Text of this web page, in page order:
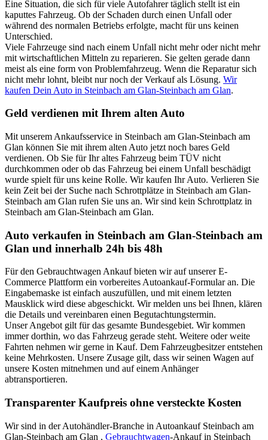
Eine Situation, die sich für viele Autofahrer täglich stellt ist ein
kaputtes Fahrzeug. Ob der Schaden durch einen Unfall oder
während des normalen Betriebs erfolgte, macht für uns keinen
Unterschied.
Viele Fahrzeuge sind nach einem Unfall nicht mehr oder nicht mehr
mit wirtschaftlichen Mitteln zu reparieren. Sie gelten gerade dann
meist als eine form von Problemfahrzeug. Wenn die Reparatur sich
nicht mehr lohnt, bleibt nur noch der Verkauf als Lösung. Wir
kaufen Dein Auto in Steinbach am Glan-Steinbach am Glan.
Geld verdienen mit Ihrem alten Auto
Mit unserem Ankaufsservice in Steinbach am Glan-Steinbach am
Glan können Sie mit ihrem alten Auto jetzt noch bares Geld
verdienen. Ob Sie für Ihr altes Fahrzeug beim TÜV nicht
durchkommen oder ob das Fahrzeug bei einem Unfall beschädigt
wurde spielt für uns keine Rolle. Wir kaufen Ihr Auto. Verlieren Sie
kein Zeit bei der Suche nach Schrottplätze in Steinbach am Glan-
Steinbach am Glan rufen Sie uns an. Wir sind kein Schrottplatz in
Steinbach am Glan-Steinbach am Glan.
Auto verkaufen in Steinbach am Glan-Steinbach am
Glan und innerhalb 24h bis 48h
Für den Gebrauchtwagen Ankauf bieten wir auf unserer E-
Commerce Plattform ein vorbereites Autoankauf-Formular an. Die
Eingabemaske ist einfach auszufüllen, und mit einem letzten
Mausklick wird diese abgeschickt. Wir melden uns bei Ihnen, klären
die Details und vereinbaren einen Begutachtungstermin.
Unser Angebot gilt für das gesamte Bundesgebiet. Wir kommen
immer dorthin, wo das Fahrzeug gerade steht. Weitere oder weite
Fahrten nehmen wir gerne in Kauf. Dem Fahrzeugbesitzer entstehen
keine Mehrkosten. Unsere Zusage gilt, dass wir seinen Wagen auf
unsere Kosten mitnehmen und auf einem Anhänger
abtransportieren.
Transparenter Kaufpreis ohne versteckte Kosten
Wir sind in der Autohändler-Branche in Autoankauf Steinbach am
Glan-Steinbach am Glan , Gebrauchtwagen-Ankauf in Steinbach